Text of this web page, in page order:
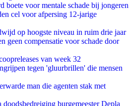
boete voor mentale schade bij jongeren
cel voor afpersing 12-jarige
op hoogste niveau in ruim drie jaar
geen compensatie voor schade door
van week 32
tegen 'gluurbrillen' die mensen
man die agenten stak met
burgemeester Depla